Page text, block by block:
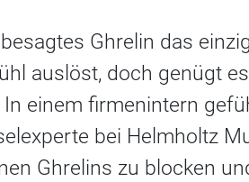
Ghrelin das
auslöst, doch genügt
In einem firmenintern
bei Helmholtz
Ghrelins zu blocken